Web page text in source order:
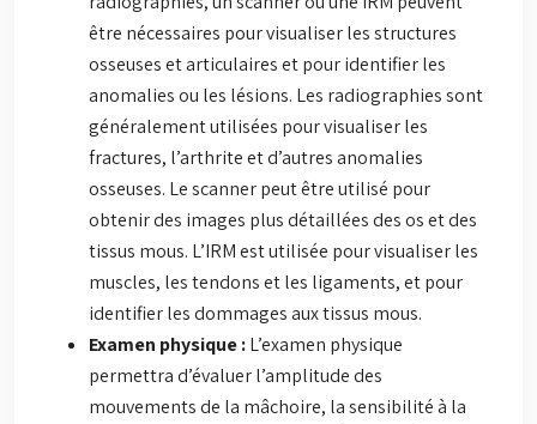
être nécessaires pour visualiser les structures
osseuses et articulaires et pour identifier les
anomalies ou les lésions. Les radiographies sont
généralement utilisées pour visualiser les
fractures, l’arthrite et d’autres anomalies
osseuses. Le scanner peut être utilisé pour
obtenir des images plus détaillées des os et des
tissus mous. L’IRM est utilisée pour visualiser les
muscles, les tendons et les ligaments, et pour
identifier les dommages aux tissus mous.
Examen physique :L’examen physique
permettra d’évaluer l’amplitude des
mouvements de la mâchoire, la sensibilité à la